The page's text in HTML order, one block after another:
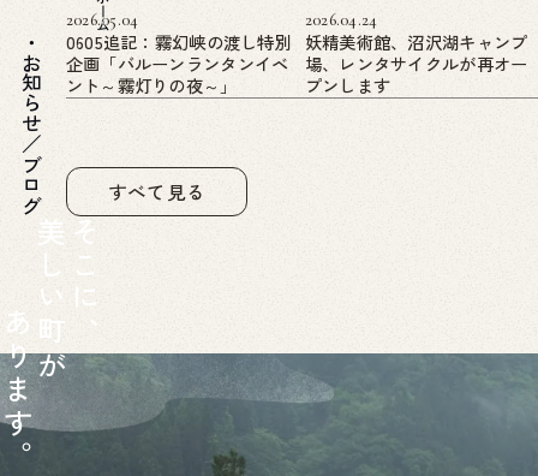
2026.05.04
0605追記：霧幻峡の渡し特別
企画「バルーンランタンイベ
ント～霧灯りの夜～」
2026.04.24
妖精美術館、沼沢湖キャンプ
場、レンタサイクルが再オー
プンします
すべて見る
ホーム
お知らせ／ブログ
そ
こ
に
、
美
し
い
町
が